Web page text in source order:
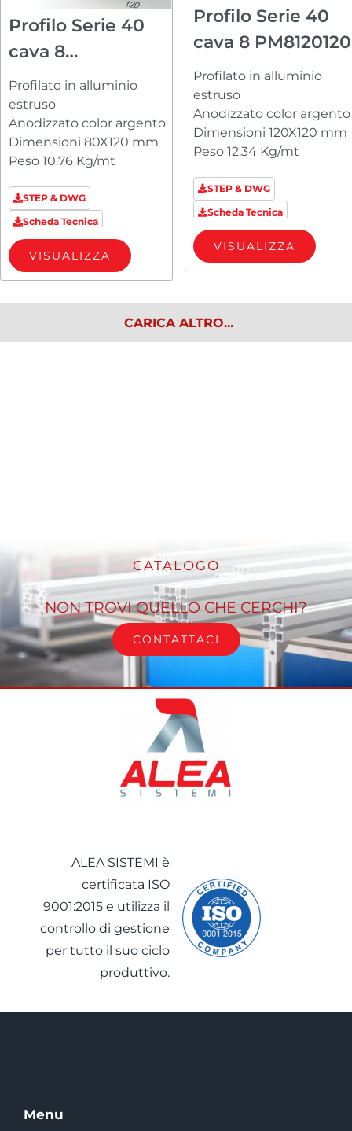
Profilo Serie 40
cava 8
PM880120H
Profilato in alluminio
estruso
Anodizzato color argento
Dimensioni 80X120 mm
Peso 10.76 Kg/mt
STEP & DWG
Scheda Tecnica
VISUALIZZA
Profilo Serie 40
cava 8 PM8120120
Profilato in alluminio
estruso
Anodizzato color argento
Dimensioni 120X120 mm
Peso 12.34 Kg/mt
STEP & DWG
Scheda Tecnica
VISUALIZZA
CARICA ALTRO...
CATALOGO
NON TROVI QUELLO CHE CERCHI?
CONTATTACI
ALEA SISTEMI è
certificata ISO
9001:2015 e utilizza il
controllo di gestione
per tutto il suo ciclo
produttivo.
Menu